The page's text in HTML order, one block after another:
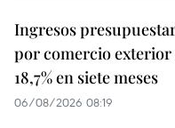
Ingresos
por comercio exterior
18,7% en siete meses
06/08/2026 08:19